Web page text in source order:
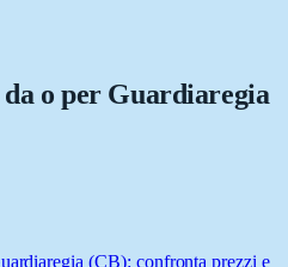
o per Guardiaregia
(CB): confronta prezzi e